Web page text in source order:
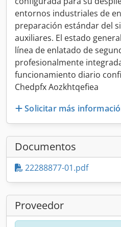
entornos industriales de
preparación estándar del
auxiliares. El estado
línea de enlatado de
profesionalmente
funcionamiento diario
Chedpfx Aozkhtqefiea
Solicitar más
Documentos
22288877-01.pdf
Proveedor